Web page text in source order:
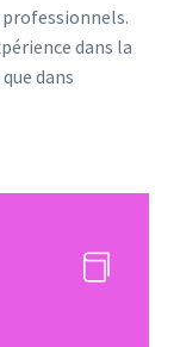
dans la
dans